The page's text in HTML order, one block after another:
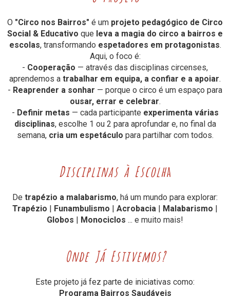
O "Circo nos Bairros" é um projeto pedagógico de Circo
Social & Educativo que leva a magia do circo a bairros e
escolas, transformando espetadores em protagonistas.
Aqui, o foco é:
- Cooperação — através das disciplinas circenses,
aprendemos a trabalhar em equipa, a confiar e a apoiar.
- Reaprender a sonhar — porque o circo é um espaço para
ousar, errar e celebrar.
- Definir metas — cada participante experimenta várias
disciplinas, escolhe 1 ou 2 para aprofundar e, no final da
semana, cria um espetáculo para partilhar com todos.
Disciplinas à Escolha
De trapézio a malabarismo, há um mundo para explorar:
Trapézio | Funambulismo | Acrobacia | Malabarismo |
Globos | Monociclos ... e muito mais!
Onde Já Estivemos?
Este projeto já fez parte de iniciativas como:
Programa Bairros Saudáveis